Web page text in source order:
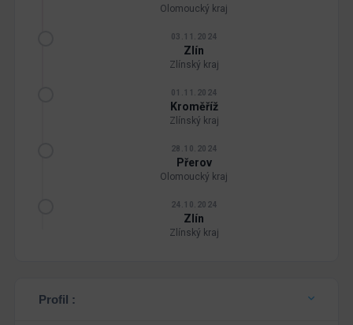
Olomoucký kraj
03.11.2024
Zlín
Zlínský kraj
01.11.2024
Kroměříž
Zlínský kraj
28.10.2024
Přerov
Olomoucký kraj
24.10.2024
Zlín
Zlínský kraj
Profil :